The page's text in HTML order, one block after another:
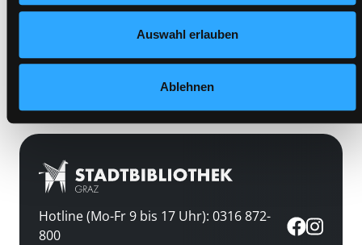
Auswahl erlauben
Ablehnen
Medium auf die Postliste setzen
Hotline (Mo-Fr 9 bis 17 Uhr): 0316 872-
800